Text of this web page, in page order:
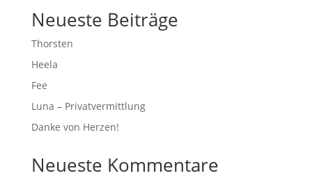
Neueste Beiträge
Thorsten
Heela
Fee
Luna – Privatvermittlung
Danke von Herzen!
Neueste Kommentare